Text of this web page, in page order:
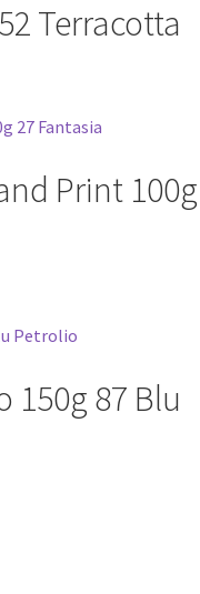
Terracotta
Print 100g
150g 87 Blu